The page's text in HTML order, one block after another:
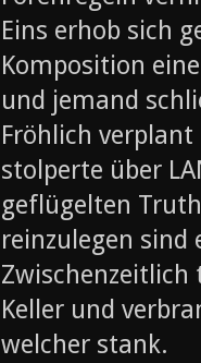
Eins erhob sich
Komposition
und jemand
Fröhlich
stolperte über
geflügelten
reinzulegen sind
Zwischenzeitlich
Keller und
welcher stank.